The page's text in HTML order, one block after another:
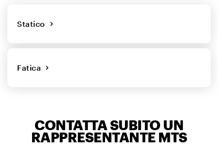
Statico
Fatica
CONTATTA SUBITO UN
RAPPRESENTANTE MTS